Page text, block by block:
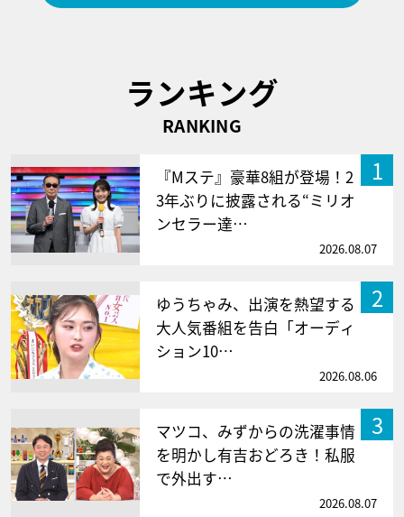
ランキング
RANKING
1
『Mステ』豪華8組が登場！2
3年ぶりに披露される“ミリオ
ンセラー達…
2026.08.07
2
ゆうちゃみ、出演を熱望する
大人気番組を告白「オーディ
ション10…
2026.08.06
3
マツコ、みずからの洗濯事情
を明かし有吉おどろき！私服
で外出す…
2026.08.07